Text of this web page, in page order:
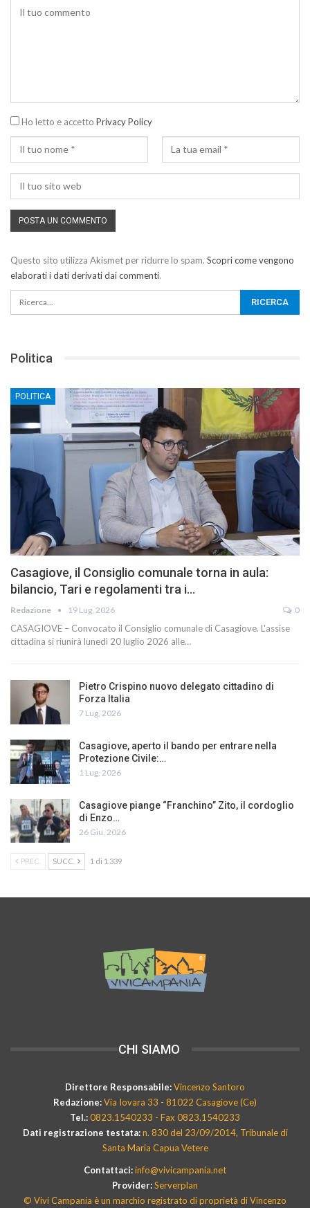
Ho letto e accetto Privacy Policy
Questo sito utilizza Akismet per ridurre lo spam. Scopri come vengono
elaborati i dati derivati dai commenti.
Politica
POLITICA
Casagiove, il Consiglio comunale torna in aula:
bilancio, Tari e regolamenti tra i…
Redazione 19 Lug, 2026 0
CASAGIOVE – Convocato il Consiglio comunale di Casagiove. L'assise
cittadina si riunirà lunedì 20 luglio 2026 alle…
Pietro Crispino nuovo delegato cittadino di
Forza Italia
7 Lug, 2026
Casagiove, aperto il bando per entrare nella
Protezione Civile:…
1 Lug, 2026
Casagiove piange “Franchino” Zito, il cordoglio
di Enzo…
26 Giu, 2026
PREC. SUCC. 1 di 1.339
CHI SIAMO
Direttore Responsabile:Vincenzo Santoro
Redazione:Via Iovara 33 - 81022 Casagiove (Ce)
Tel.:0823.1540233 - Fax 0823.1540233
Dati registrazione testata:n. 830 del 23/09/2014, Tribunale di
Santa Maria Capua Vetere
Contattaci:info@vivicampania.net
Provider:Serverplan
© Vivi Campania è un marchio registrato di proprietà di Vincenzo